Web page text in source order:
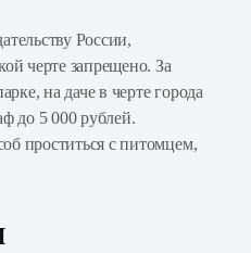
России,
черте запрещено. За
на даче в черте города
до 5 000 рублей.
проститься с питомцем,